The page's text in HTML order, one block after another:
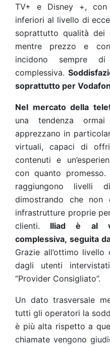
TV+ e Disney +,
inferiori al livello di
soprattutto qualità dei
mentre prezzo e
incidono sempre
complessiva.
soprattutto per
Nel mercato della
una tendenza
apprezzano in
virtuali, capaci di
contenuti e
con quanto
raggiungono livelli
dimostrando che non
infrastrutture proprie
clienti. Iliad è al
complessiva, seguita
Grazie all’ottimo
dagli utenti
“Provider Consigliato”.
Un dato trasversale
tutti gli operatori la
è più alta rispetto a
chiamate vengono